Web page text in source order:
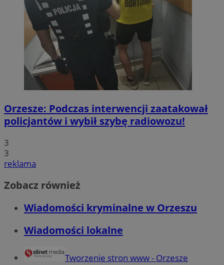
Orzesze: Podczas interwencji zaatakował
policjantów i wybił szybę radiowozu!
3
3
reklama
Zobacz również
Wiadomości kryminalne w Orzeszu
Wiadomości lokalne
Tworzenie stron www - Orzesze